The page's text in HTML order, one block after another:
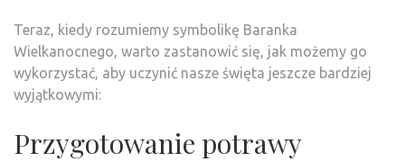
Teraz, kiedy rozumiemy symbolikę Baranka
Wielkanocnego, warto zastanowić się, jak możemy go
wykorzystać, aby uczynić nasze święta jeszcze bardziej
wyjątkowymi:
Przygotowanie potrawy